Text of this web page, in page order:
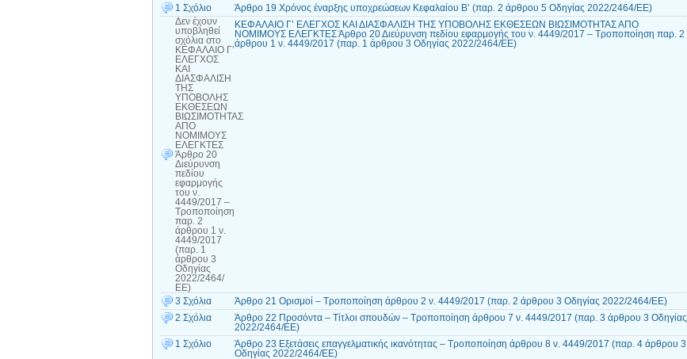
1 Σχόλιο
Άρθρο 19 Χρόνος έναρξης υποχρεώσεων Κεφαλαίου Β’ (παρ. 2 άρθρου 5 Οδηγίας 2022/2464/ΕΕ)
Δεν έχουν
υποβληθεί
σχόλια στο
ΚΕΦΑΛΑΙΟ Γ’
ΕΛΕΓΧΟΣ
ΚΑΙ
ΔΙΑΣΦΑΛΙΣΗ
ΤΗΣ
ΥΠΟΒΟΛΗΣ
ΕΚΘΕΣΕΩΝ
ΒΙΩΣΙΜΟΤΗΤΑΣ
ΑΠΟ
ΝΟΜΙΜΟΥΣ
ΕΛΕΓΚΤΕΣ
Άρθρο 20
Διεύρυνση
πεδίου
εφαρμογής
του ν.
4449/2017 –
Τροποποίηση
παρ. 2
άρθρου 1 ν.
4449/2017
(παρ. 1
άρθρου 3
Οδηγίας
2022/2464/
ΕΕ)
ΚΕΦΑΛΑΙΟ Γ’ ΕΛΕΓΧΟΣ ΚΑΙ ΔΙΑΣΦΑΛΙΣΗ ΤΗΣ ΥΠΟΒΟΛΗΣ ΕΚΘΕΣΕΩΝ ΒΙΩΣΙΜΟΤΗΤΑΣ ΑΠΟ
ΝΟΜΙΜΟΥΣ ΕΛΕΓΚΤΕΣ Άρθρο 20 Διεύρυνση πεδίου εφαρμογής του ν. 4449/2017 – Τροποποίηση παρ. 2
άρθρου 1 ν. 4449/2017 (παρ. 1 άρθρου 3 Οδηγίας 2022/2464/ΕΕ)
3 Σχόλια
Άρθρο 21 Ορισμοί – Τροποποίηση άρθρου 2 ν. 4449/2017 (παρ. 2 άρθρου 3 Οδηγίας 2022/2464/ΕΕ)
2 Σχόλια
Άρθρο 22 Προσόντα – Τίτλοι σπουδών – Τροποποίηση άρθρου 7 ν. 4449/2017 (παρ. 3 άρθρου 3 Οδηγίας
2022/2464/ΕΕ)
1 Σχόλιο
Άρθρο 23 Εξετάσεις επαγγελματικής ικανότητας – Τροποποίηση άρθρου 8 ν. 4449/2017 (παρ. 4 άρθρου 3
Οδηγίας 2022/2464/ΕΕ)